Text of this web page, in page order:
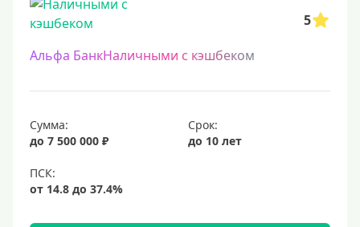
5
Альфа БанкНаличными с кэшбеком
Сумма:
до 7 500 000 ₽
Срок:
до 10 лет